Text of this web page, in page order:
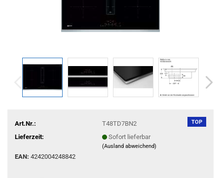
TOP
Art.Nr.:
T48TD7BN2
Lieferzeit:
Sofort lieferbar
(Ausland abweichend)
EAN: 4242004248842